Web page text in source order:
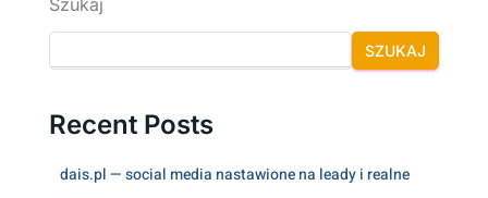
Szukaj
SZUKAJ
Recent Posts
dais.pl — social media nastawione na leady i realne